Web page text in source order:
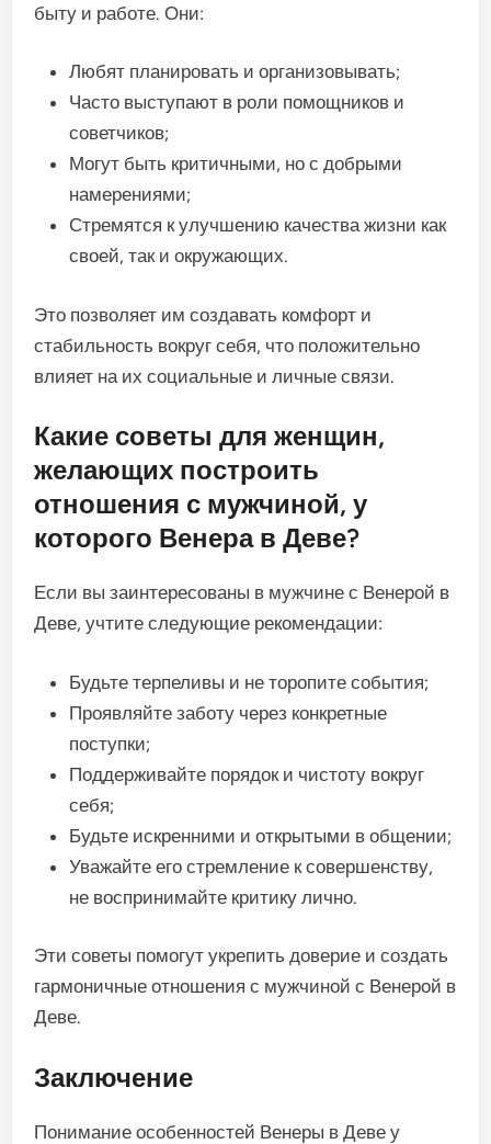
быту и работе. Они:
Любят планировать и организовывать;
Часто выступают в роли помощников и
советчиков;
Могут быть критичными, но с добрыми
намерениями;
Стремятся к улучшению качества жизни как
своей, так и окружающих.
Это позволяет им создавать комфорт и
стабильность вокруг себя, что положительно
влияет на их социальные и личные связи.
Какие советы для женщин,
желающих построить
отношения с мужчиной, у
которого Венера в Деве?
Если вы заинтересованы в мужчине с Венерой в
Деве, учтите следующие рекомендации:
Будьте терпеливы и не торопите события;
Проявляйте заботу через конкретные
поступки;
Поддерживайте порядок и чистоту вокруг
себя;
Будьте искренними и открытыми в общении;
Уважайте его стремление к совершенству,
не воспринимайте критику лично.
Эти советы помогут укрепить доверие и создать
гармоничные отношения с мужчиной с Венерой в
Деве.
Заключение
Понимание особенностей Венеры в Деве у